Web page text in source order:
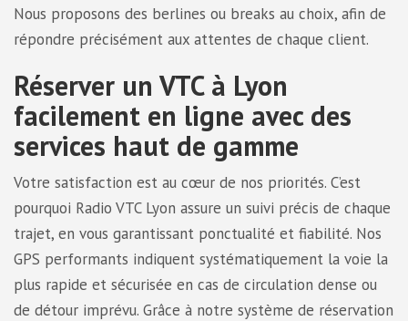
Nous proposons des berlines ou breaks au choix, afin de
répondre précisément aux attentes de chaque client.
Réserver un VTC à Lyon
facilement en ligne avec des
services haut de gamme
Votre satisfaction est au cœur de nos priorités. C’est
pourquoi Radio VTC Lyon assure un suivi précis de chaque
trajet, en vous garantissant ponctualité et fiabilité. Nos
GPS performants indiquent systématiquement la voie la
plus rapide et sécurisée en cas de circulation dense ou
de détour imprévu. Grâce à notre système de réservation